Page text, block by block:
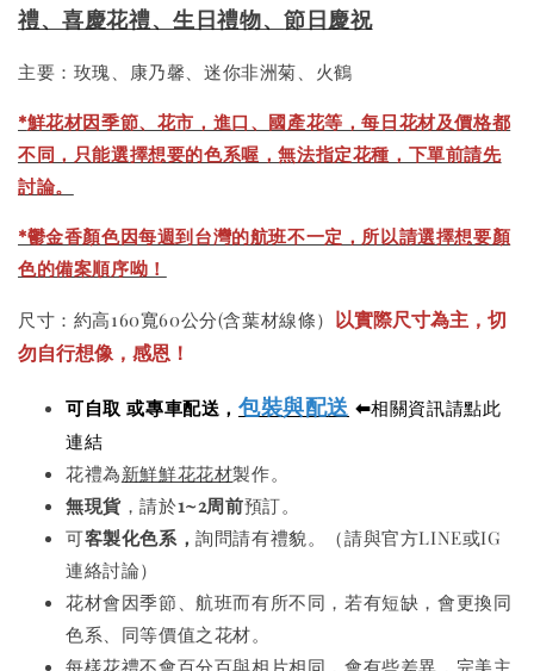
禮、喜慶花禮、生日禮物、節日慶祝
主要：玫瑰、康乃馨、迷你非洲菊、火鶴
*鮮花材因季節、花市，進口、國產花等，每日花材及價格都
不同，只能選擇想要的色系喔，無法指定花種，下單前請先
討論。
*鬱金香顏色因每週到台灣的航班不一定，所以請選擇想要顏
色的備案順序呦！
尺寸：約高160寬60公分(含葉材線條） 以實際尺寸為主，切
勿自行想像，感恩！
可自取 或專車配送， 包裝與配送 ⬅相關資訊請點此
連結
花禮為新鮮鮮花花材製作。
無現貨，請於1~2周前預訂。
可客製化色系，詢問請有禮貌。（請與官方LINE或IG
連絡討論）
花材會因季節、航班而有所不同，若有短缺，會更換同
色系、同等價值之花材。
每樣花禮不會百分百與相片相同，會有些差異，完美主